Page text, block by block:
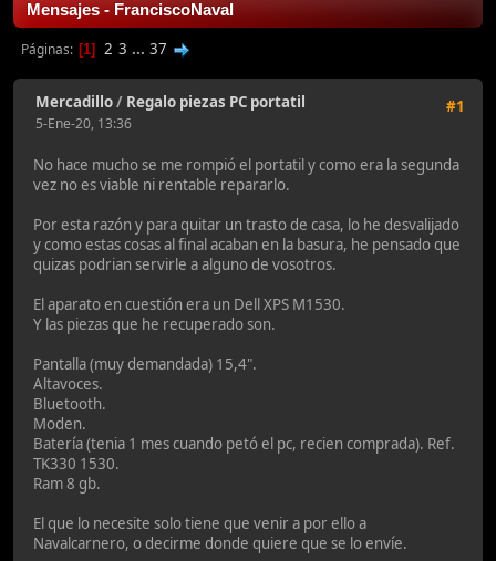
Mensajes - FranciscoNaval
Páginas 1 2 3 ... 37
#1
Mercadillo/ Regalo piezas PC portatil
5-Ene-20, 13:36
No hace mucho se me rompió el portatil y como era la segunda
vez no es viable ni rentable repararlo.
Por esta razón y para quitar un trasto de casa, lo he desvalijado
y como estas cosas al final acaban en la basura, he pensado que
quizas podrian servirle a alguno de vosotros.
El aparato en cuestión era un Dell XPS M1530.
Y las piezas que he recuperado son.
Pantalla (muy demandada) 15,4".
Altavoces.
Bluetooth.
Moden.
Batería (tenia 1 mes cuando petó el pc, recien comprada). Ref.
TK330 1530.
Ram 8 gb.
El que lo necesite solo tiene que venir a por ello a
Navalcarnero, o decirme donde quiere que se lo envíe.